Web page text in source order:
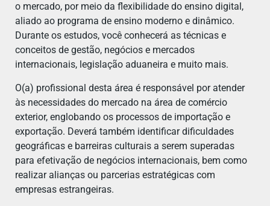
o mercado, por meio da flexibilidade do ensino digital,
aliado ao programa de ensino moderno e dinâmico.
Durante os estudos, você conhecerá as técnicas e
conceitos de gestão, negócios e mercados
internacionais, legislação aduaneira e muito mais.
O(a) profissional desta área é responsável por atender
às necessidades do mercado na área de comércio
exterior, englobando os processos de importação e
exportação. Deverá também identificar dificuldades
geográficas e barreiras culturais a serem superadas
para efetivação de negócios internacionais, bem como
realizar alianças ou parcerias estratégicas com
empresas estrangeiras.